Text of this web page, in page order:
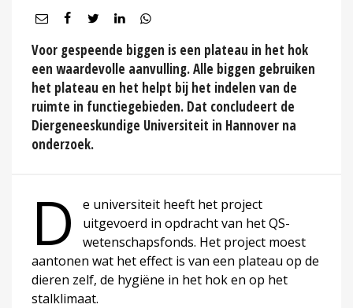
Voor gespeende biggen is een plateau in het hok
een waardevolle aanvulling. Alle biggen gebruiken
het plateau en het helpt bij het indelen van de
ruimte in functiegebieden. Dat concludeert de
Diergeneeskundige Universiteit in Hannover na
onderzoek.
D
e universiteit heeft het project
uitgevoerd in opdracht van het QS-
wetenschapsfonds. Het project moest
aantonen wat het effect is van een plateau op de
dieren zelf, de hygiëne in het hok en op het
stalklimaat.